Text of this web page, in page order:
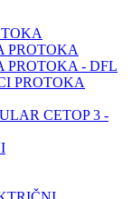
PROTOKA
- DFL
PROTOKA
CETOP 3 -